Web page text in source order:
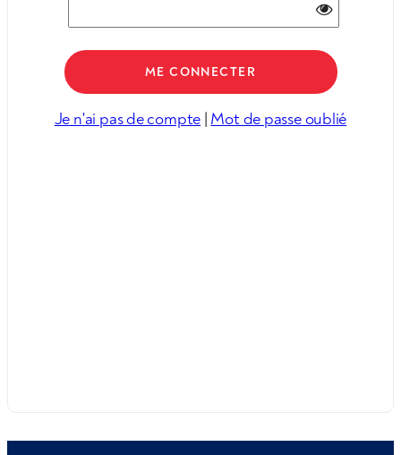
Je n'ai pas de compte | Mot de passe oublié